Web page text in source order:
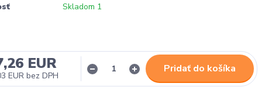
Skladom 1
EUR
EUR bez DPH
Pridať do košíka